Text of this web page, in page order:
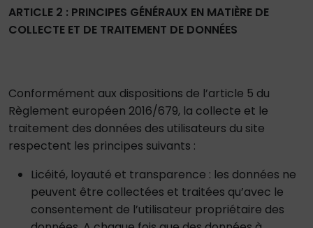
ARTICLE 2 : PRINCIPES GÉNÉRAUX EN MATIÈRE DE
COLLECTE ET DE TRAITEMENT DE DONNÉES
Conformément aux dispositions de l’article 5 du
Règlement européen 2016/679, la collecte et le
traitement des données des utilisateurs du site
respectent les principes suivants :
Licéité, loyauté et transparence : les données ne
peuvent être collectées et traitées qu’avec le
consentement de l’utilisateur propriétaire des